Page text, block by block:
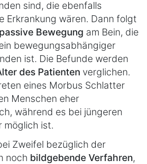
sind, die ebenfalls
Erkrankung wären. Dann folgt
Bewegung am Bein, die
bewegungsabhängiger
ist. Die Befunde werden
des Patienten verglichen.
eines Morbus Schlatter
Menschen eher
während es bei jüngeren
möglich ist.
Zweifel bezüglich der
noch bildgebende Verfahren,